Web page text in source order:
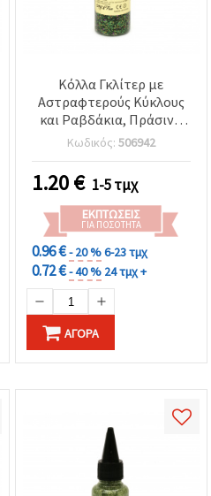
Κόλλα Γκλίτερ με
Αστραφτερούς Κύκλους
και Ραβδάκια, Πράσινο
Χρώμα, 50 ml, για DIY
Τέχνες & Χειροτεχνίες
Κωδικός: 506942
1.20€ 1-5 τμχ
ΕΚΠΤΏΣΕΙΣ
ΓΙΑ ΠΟΣΌΤΗΤΑ
0.96 €- 20 %6-23 τμχ
0.72 €- 40 % 24 τμχ +
ΑΓΟΡΆ